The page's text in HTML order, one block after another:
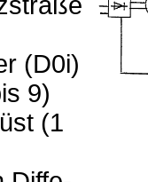
(D0i)
9)
(1